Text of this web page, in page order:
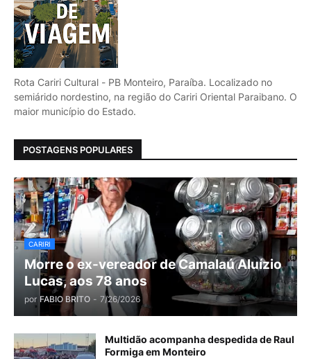
Rota Cariri Cultural - PB Monteiro, Paraíba. Localizado no
semiárido nordestino, na região do Cariri Oriental Paraibano. O
maior município do Estado.
POSTAGENS POPULARES
CARIRI
Morre o ex-vereador de Camalaú Aluízio
Lucas, aos 78 anos
por FABIO BRITO - 7/26/2026
Multidão acompanha despedida de Raul
Formiga em Monteiro